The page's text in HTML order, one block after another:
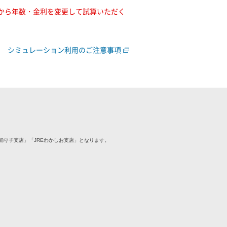
年数・金利を変更して試算いただく
シミュレーション利用のご注意事項
子支店」「JREわかしお支店」となります。